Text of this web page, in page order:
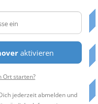
aktivieren
Ort starten?
jederzeit abmelden und